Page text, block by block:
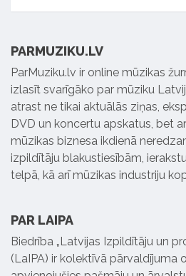
PARMUZIKU.LV
ParMuziku.lv ir online mūzikas
izlasīt svarīgāko par mūziku
atrast ne tikai aktuālās ziņas,
DVD un koncertu apskatus, bet
mūzikas biznesa ikdienā
izpildītāju blakustiesībām,
telpā, kā arī mūzikas industriju
PAR LAIPA
Biedrība „Latvijas Izpildītāju un
(LaIPA) ir kolektīvā pārvaldījuma